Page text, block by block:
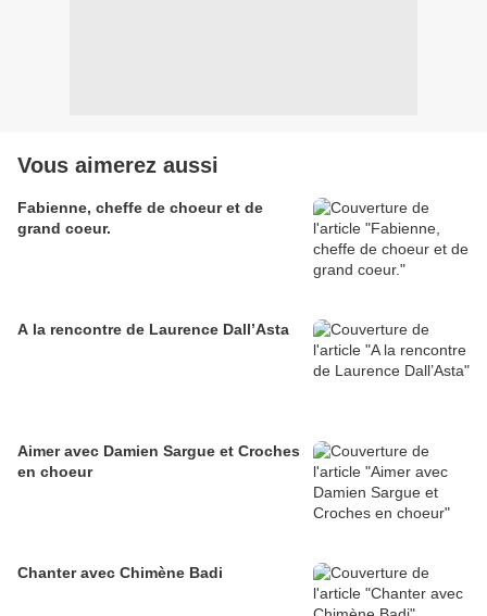
Vous aimerez aussi
Fabienne, cheffe de choeur et de
grand coeur.
A la rencontre de Laurence Dall’Asta
Aimer avec Damien Sargue et Croches
en choeur
Chanter avec Chimène Badi